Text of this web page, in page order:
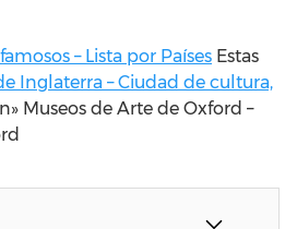
– Lista por Países Estas
Inglaterra – Ciudad de cultura,
Museos de Arte de Oxford –